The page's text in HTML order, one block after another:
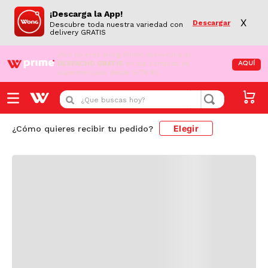
¡Descarga la App!
Descubre toda nuestra variedad con
delivery GRATIS
Descargar X
¡Aún no eres Wong Prime! Aprovecha el
DESPACHO GRATIS en tus compras de
supermercado desde S/79.90
AQUÍ
¿Que buscas hoy?
¿Cómo quieres recibir tu pedido? Elegir
Cargando comentarios...